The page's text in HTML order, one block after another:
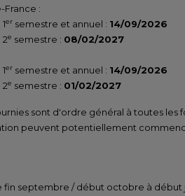
France :
1er semestre et annuel : 14/09/2026
2e semestre : 08/02/2027
1er semestre et annuel : 14/09/2026
2e semestre : 01/02/2027
sont d'ordre général à toutes les
peuvent potentiellement
fin septembre / début octobre à début